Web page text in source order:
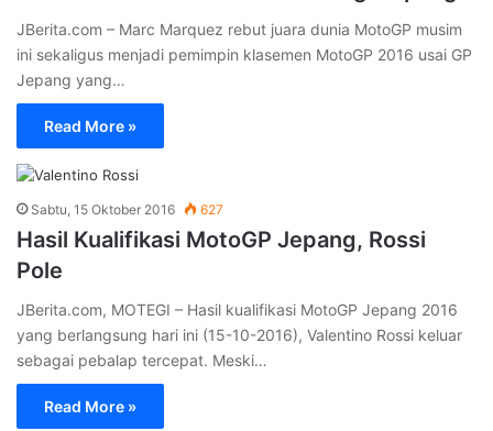
Pole
JBerita.com, MOTEGI – Hasil kualifikasi MotoGP Jepang 2016
sebagai pebalap tercepat. Meski…
Read More »
Jumat, 14 Oktober 2016 604
Jadwal MotoGP Jepang 2016
JBerita.com, MOTEGI – Jadwal MotoGP Jepang 2016 dibuka
dengan sesi latihan bebas pertama (FP1) hari ini Jum’at, 14
Oktober 2016…
Read More »